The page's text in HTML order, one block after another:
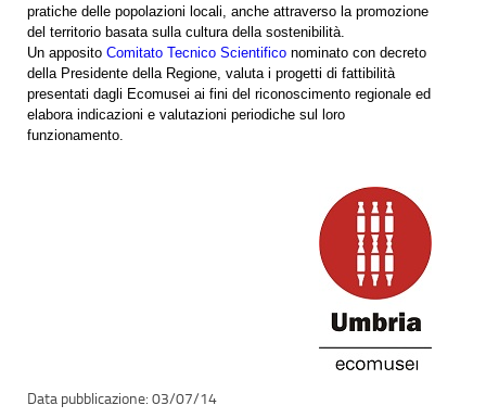
pratiche delle popolazioni locali, anche attraverso la promozione
del territorio basata sulla cultura della sostenibilità.
Un apposito Comitato Tecnico Scientifico nominato con decreto
della Presidente della Regione, valuta i progetti di fattibilità
presentati dagli Ecomusei ai fini del riconoscimento regionale ed
elabora indicazioni e valutazioni periodiche sul loro
funzionamento.
03/07/14